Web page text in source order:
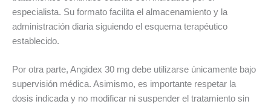
especialista. Su formato facilita el almacenamiento y la
administración diaria siguiendo el esquema terapéutico
establecido.
Por otra parte, Angidex 30 mg debe utilizarse únicamente bajo
supervisión médica. Asimismo, es importante respetar la
dosis indicada y no modificar ni suspender el tratamiento sin